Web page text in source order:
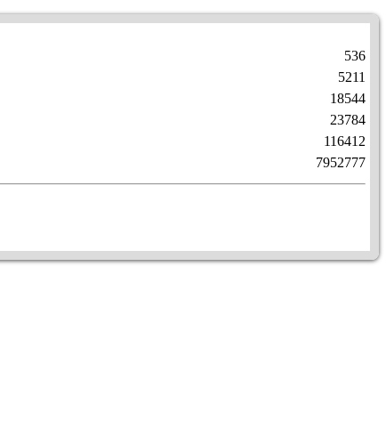
536
5211
18544
23784
116412
7952777